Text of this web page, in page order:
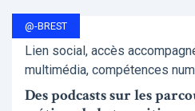
@-BREST
Lien social, accès
multimédia, compétences
Des podcasts sur les